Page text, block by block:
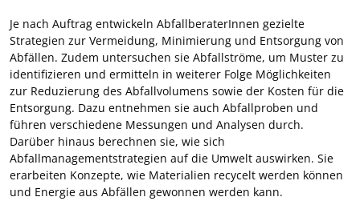
Je nach Auftrag entwickeln AbfallberaterInnen gezielte
Strategien zur Vermeidung, Minimierung und Entsorgung von
Abfällen. Zudem untersuchen sie Abfallströme, um Muster zu
identifizieren und ermitteln in weiterer Folge Möglichkeiten
zur Reduzierung des Abfallvolumens sowie der Kosten für die
Entsorgung. Dazu entnehmen sie auch Abfallproben und
führen verschiedene Messungen und Analysen durch.
Darüber hinaus berechnen sie, wie sich
Abfallmanagementstrategien auf die Umwelt auswirken. Sie
erarbeiten Konzepte, wie Materialien recycelt werden können
und Energie aus Abfällen gewonnen werden kann.